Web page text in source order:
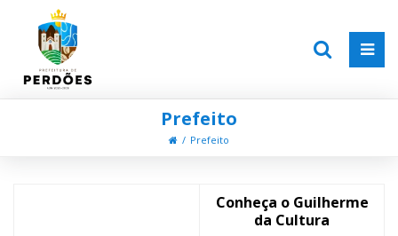
Prefeito
Prefeito
Conheça o Guilherme
da Cultura